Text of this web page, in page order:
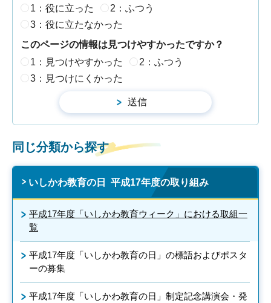
1：役に立った
2：ふつう
3：役に立たなかった
このページの情報は見つけやすかったですか？
1：見つけやすかった
2：ふつう
3：見つけにくかった
同じ分類から探す
いしかわ教育の日 平成17年度の取り組み
平成17年度「いしかわ教育ウィーク」における取組一
覧
平成17年度「いしかわ教育の日」の標語およびポスタ
ーの募集
平成17年度「いしかわ教育の日」制定記念講演会・発